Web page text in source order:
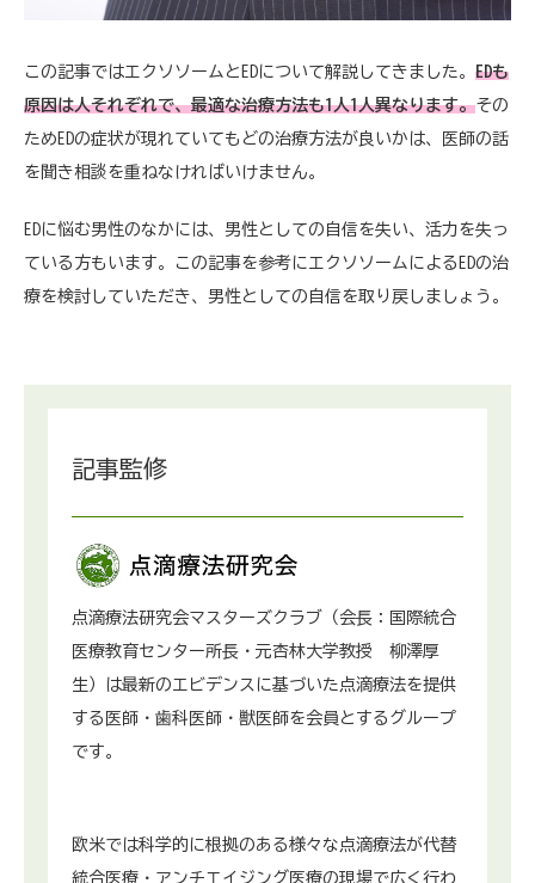
この記事ではエクソソームとEDについて解説してきました。 EDも
原因は人それぞれで、最適な治療方法も1人1人異なります。その
ためEDの症状が現れていてもどの治療方法が良いかは、医師の話
を聞き相談を重ねなければいけません。
EDに悩む男性のなかには、男性としての自信を失い、活力を失っ
ている方もいます。この記事を参考にエクソソームによるEDの治
療を検討していただき、男性としての自信を取り戻しましょう。
記事監修
点滴療法研究会マスターズクラブ（会長：国際統合
医療教育センター所長・元杏林大学教授 柳澤厚
生）は最新のエビデンスに基づいた点滴療法を提供
する医師・歯科医師・獣医師を会員とするグループ
です。
欧米では科学的に根拠のある様々な点滴療法が代替
統合医療・アンチエイジング医療の現場で広く行わ